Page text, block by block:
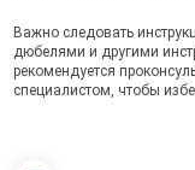
Важно следовать
дюбелями и другими
рекомендуется
специалистом, чтобы